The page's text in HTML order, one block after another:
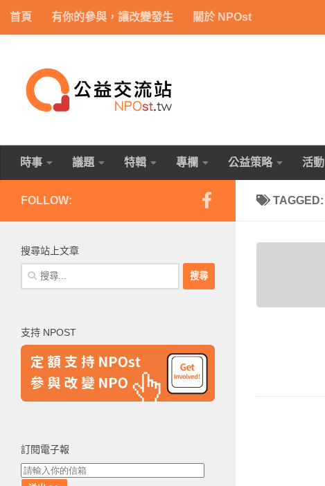
Skip to content
首頁 有你的參與，讓改變發生 關於 NPOst
時事 議題 特輯 專欄 公益策略 活動
TAGGED:
FOLLOW:
搜尋站上文章
搜
尋
字:
支持 NPOST
訂閱電子報